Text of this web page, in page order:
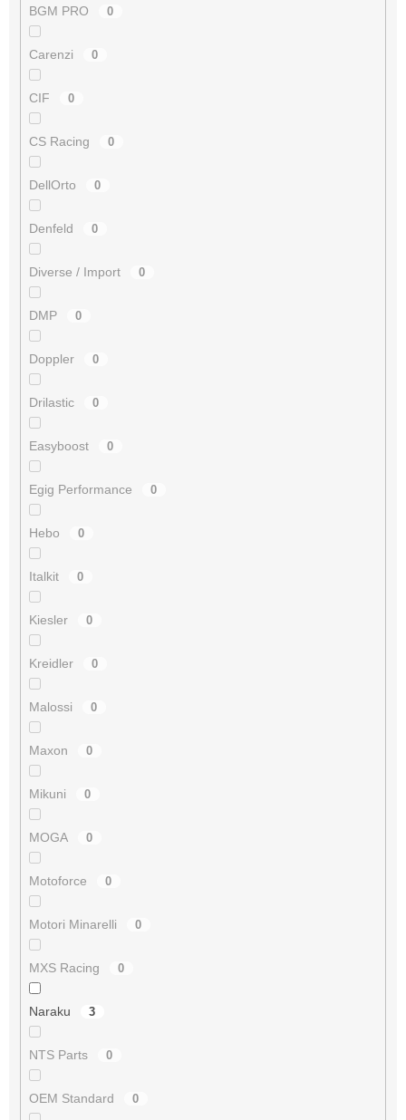
BGM PRO 0
Carenzi 0
CIF 0
CS Racing 0
DellOrto 0
Denfeld 0
Diverse / Import 0
DMP 0
Doppler 0
Drilastic 0
Easyboost 0
Egig Performance 0
Hebo 0
Italkit 0
Kiesler 0
Kreidler 0
Malossi 0
Maxon 0
Mikuni 0
MOGA 0
Motoforce 0
Motori Minarelli 0
MXS Racing 0
Naraku 3
NTS Parts 0
OEM Standard 0